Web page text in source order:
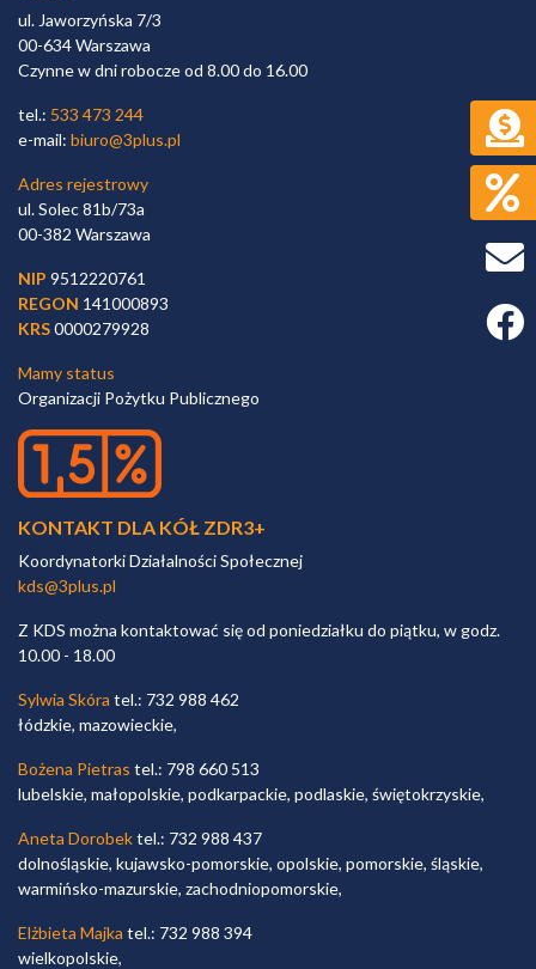
ul. Jaworzyńska 7/3
00-634 Warszawa
Czynne w dni robocze od 8.00 do 16.00
tel.: 533 473 244
e-mail: biuro@3plus.pl
Adres rejestrowy
ul. Solec 81b/73a
00-382 Warszawa
NIP 9512220761
REGON 141000893
KRS0000279928
Mamy status
Organizacji Pożytku Publicznego
KONTAKT DLA KÓŁ ZDR3+
Koordynatorki Działalności Społecznej
kds@3plus.pl
Z KDS można kontaktować się od poniedziałku do piątku, w godz.
10.00 - 18.00
Sylwia Skóra tel.: 732 988 462
łódzkie, mazowieckie,
Bożena Pietras tel.: 798 660 513
lubelskie, małopolskie, podkarpackie, podlaskie, świętokrzyskie,
Aneta Dorobektel.: 732 988 437
dolnośląskie, kujawsko-pomorskie, opolskie, pomorskie, śląskie,
warmińsko-mazurskie, zachodniopomorskie,
Elżbieta Majka tel.: 732 988 394
wielkopolskie,